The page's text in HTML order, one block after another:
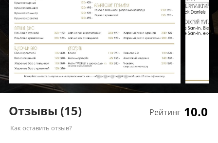
Рейтинг 10.0
Отзывы (15)
Как оставить отзыв?